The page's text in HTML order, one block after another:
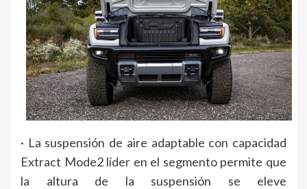
· La suspensión de aire adaptable con capacidad
Extract Mode2 líder en el segmento permite que
la altura de la suspensión se eleve